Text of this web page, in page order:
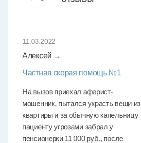
11.03.2022
Алексей →
Частная скорая помощь №1
На вызов приехал аферист-
мошенник, пытался украсть вещи из
квартиры и за обычную капельницу
пациенту угрозами забрал у
пенсионерки 11 000 руб., после